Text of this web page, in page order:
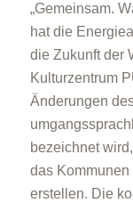
„Gemeinsam.
hat die
die Zukunft der
Kulturzentrum
Änderungen
bezeichnet
das
erstellen. Die